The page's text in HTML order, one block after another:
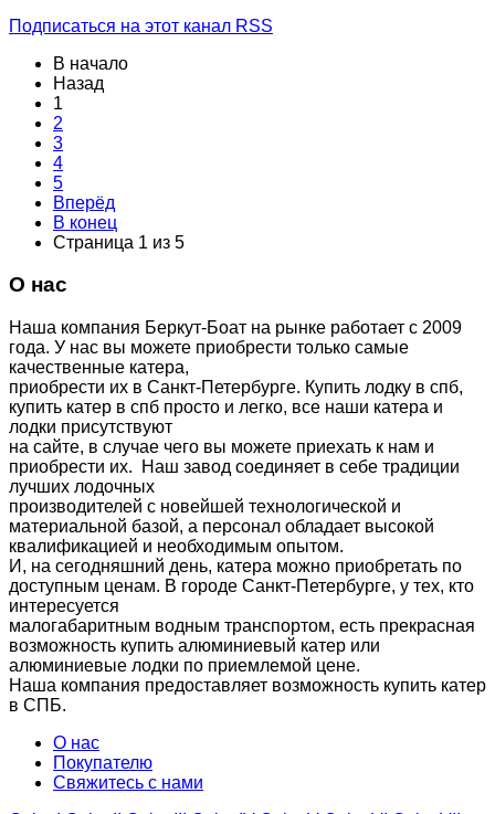
Подписаться на этот канал RSS
В начало
Назад
1
2
3
4
5
Вперёд
В конец
Страница 1 из 5
О нас
Наша компания Беркут-Боат на рынке работает с 2009
года. У нас вы можете приобрести только самые
качественные катера,
приобрести их в Санкт-Петербурге. Купить лодку в спб,
купить катер в спб просто и легко, все наши катера и
лодки присутствуют
на сайте, в случае чего вы можете приехать к нам и
приобрести их. Наш завод соединяет в себе традиции
лучших лодочных
производителей с новейшей технологической и
материальной базой, а персонал обладает высокой
квалификацией и необходимым опытом.
И, на сегодняшний день, катера можно приобретать по
доступным ценам. В городе Санкт-Петербурге, у тех, кто
интересуется
малогабаритным водным транспортом, есть прекрасная
возможность купить алюминиевый катер или
алюминиевые лодки по приемлемой цене.
Наша компания предоставляет возможность купить катер
в СПБ.
О нас
Покупателю
Свяжитесь с нами